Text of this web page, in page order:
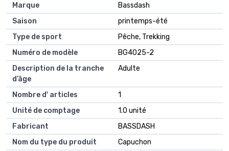
Marque
Bassdash
Saison
printemps-été
Type de sport
Pêche, Trekking
Numéro de modèle
BG4025-2
Description de la tranche
d’âge
Adulte
Nombre d' articles
1
Unité de comptage
1.0 unité
Fabricant
BASSDASH
Nom du type du produit
Capuchon